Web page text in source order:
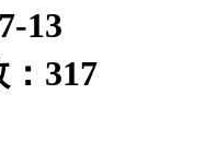
13
317